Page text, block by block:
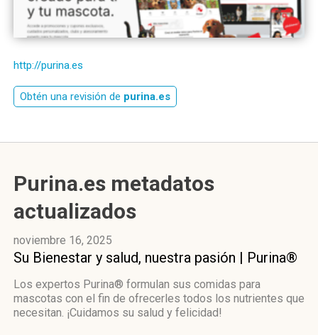
http://purina.es
Obtén una revisión de purina.es
Purina.es metadatos
actualizados
noviembre 16, 2025
Su Bienestar y salud, nuestra pasión | Purina®
Los expertos Purina® formulan sus comidas para
mascotas con el fin de ofrecerles todos los nutrientes que
necesitan. ¡Cuidamos su salud y felicidad!